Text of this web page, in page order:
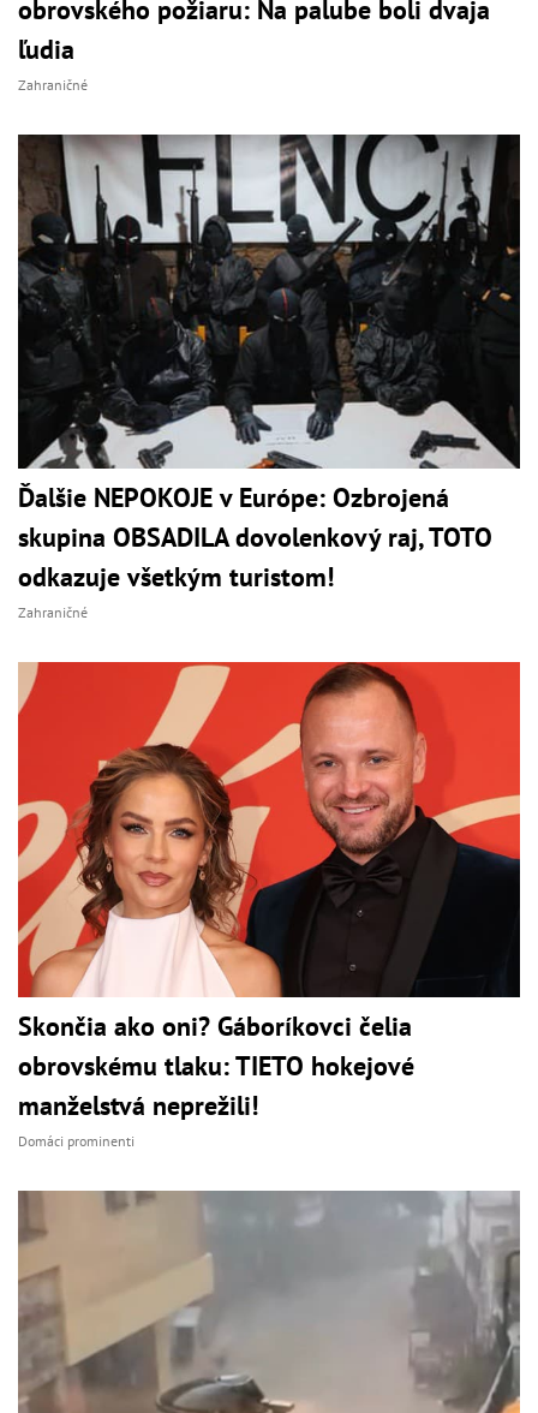
obrovského požiaru: Na palube boli dvaja
ľudia
Zahraničné
Ďalšie NEPOKOJE v Európe: Ozbrojená
skupina OBSADILA dovolenkový raj, TOTO
odkazuje všetkým turistom!
Zahraničné
Skončia ako oni? Gáboríkovci čelia
obrovskému tlaku: TIETO hokejové
manželstvá neprežili!
Domáci prominenti